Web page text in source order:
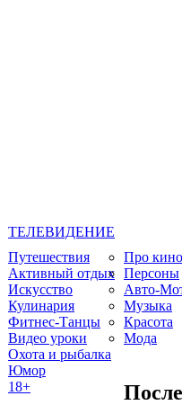
ТЕЛЕВИДЕНИЕ
Путешествия
Активный отдых
Искусство
Кулинария
Фитнес-Танцы
Видео уроки
Охота и рыбалка
Юмор
18+
Про кино
Персоны
Авто-
Музыка
Красота
Мода